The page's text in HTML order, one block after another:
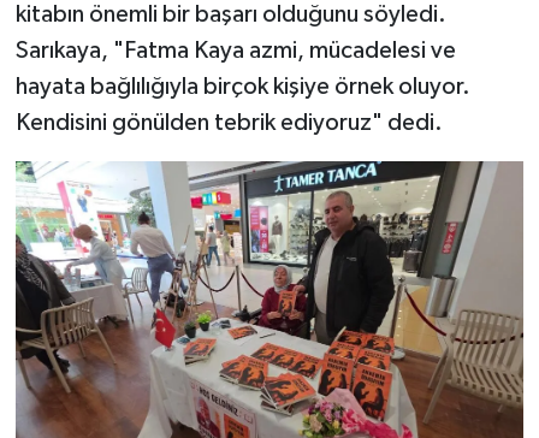
kitabın önemli bir başarı olduğunu söyledi.
Sarıkaya, "Fatma Kaya azmi, mücadelesi ve
hayata bağlılığıyla birçok kişiye örnek oluyor.
Kendisini gönülden tebrik ediyoruz" dedi.